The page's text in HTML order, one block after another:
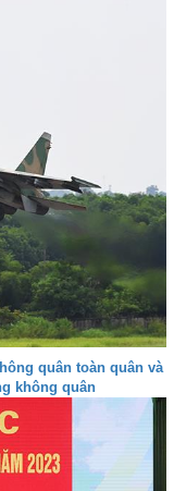
quân toàn quân và
không quân